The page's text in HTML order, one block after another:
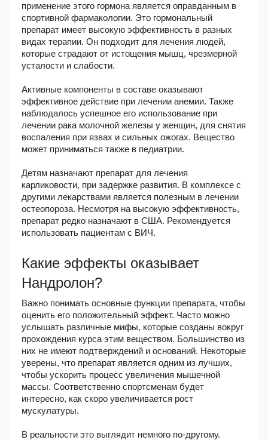
применение этого гормона является оправданным в
спортивной фармакологии. Это гормональный
препарат имеет высокую эффективность в разных
видах терапии. Он подходит для лечения людей,
которые страдают от истощения мышц, чрезмерной
усталости и слабости.
Активные компоненты в составе оказывают
эффективное действие при лечении анемии. Также
наблюдалось успешное его использование при
лечении рака молочной железы у женщин, для снятия
воспаления при язвах и сильных ожогах. Вещество
может приниматься также в педиатрии.
Детям назначают препарат для лечения
карликовости, при задержке развития. В комплексе с
другими лекарствами является полезным в лечении
остеопороза. Несмотря на высокую эффективность,
препарат редко назначают в США. Рекомендуется
использовать пациентам с ВИЧ.
Какие эффекты оказывает
Нандролон?
Важно понимать основные функции препарата, чтобы
оценить его положительный эффект. Часто можно
услышать различные мифы, которые созданы вокруг
прохождения курса этим веществом. Большинство из
них не имеют подтверждений и оснований. Некоторые
уверены, что препарат является одним из лучших,
чтобы ускорить процесс увеличения мышечной
массы. Соответственно спортсменам будет
интересно, как скоро увеличивается рост
мускулатуры.
В реальности это выглядит немного по-другому.